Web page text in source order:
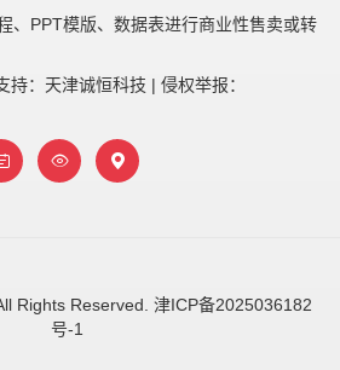
、PPT模版、数据表进行商业性售卖或转
：天津诚恒科技 | 侵权举报：
Rights Reserved. 津ICP备2025036182
号-1